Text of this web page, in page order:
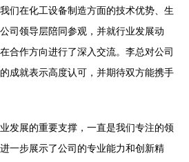
们在化工设备制造方面的技术优势、生
司领导层陪同参观，并就行业发展动
合作方向进行了深入交流。李总对公司
成就表示高度认可，并期待双方能携手
发展的重要支撑，一直是我们专注的领
一步展示了公司的专业能力和创新精